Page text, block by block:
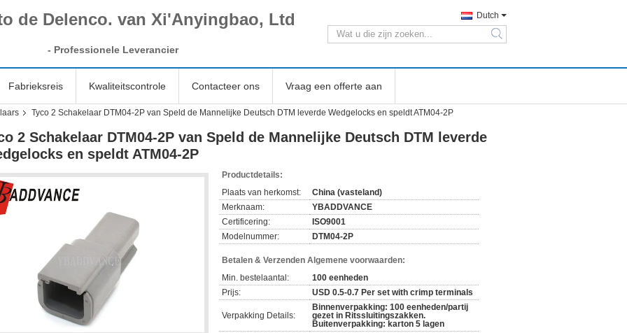
de Delenco. van Xi'Anyingbao, Ltd
- Professionele Leverancier
Dutch
search
Fabrieksreis Kwaliteitscontrole Contacteer ons Vraag een offerte aan
Tyco 2 Schakelaar DTM04-2P van Speld de Mannelijke Deutsch DTM leverde Wedgelocks en speldt ATM04-2P
2 Schakelaar DTM04-2P van Speld de Mannelijke Deutsch DTM leverde
en speldt ATM04-2P
Productdetails:
Plaats van herkomst:
China (vasteland)
Merknaam:
YBADDVANCE
Certificering:
ISO9001
Modelnummer:
DTM04-2P
Betalen & Verzenden Algemene voorwaarden:
Min. bestelaantal:
100 eenheden
Prijs:
USD 0.5-0.7 Per set with crimp terminals
Verpakking Details:
Binnenverpakking: 100 eenheden/partij
gezet in Ritssluitingszakken.
Buitenverpakking: karton 5 lagen